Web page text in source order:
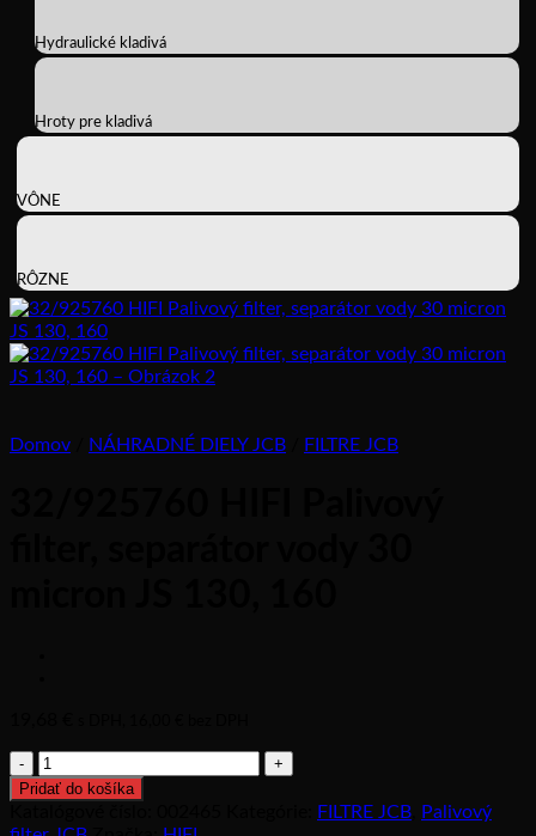
Hydraulické kladivá
Hroty pre kladivá
VÔNE
RÔZNE
Domov NÁHRADNÉ DIELY JCB FILTRE JCB
množstvo
32/925760
HIFI
Palivový
Pridať do košíka
FILTRE JCB
Palivový